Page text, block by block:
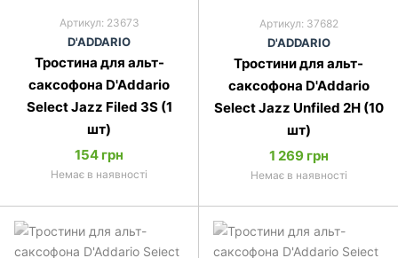
Артикул: 23673
D'ADDARIO
Тростина для альт-
саксофона D'Addario
Select Jazz Filed 3S (1
шт)
154 грн
Немає в наявності
Артикул: 37682
D'ADDARIO
Тростини для альт-
саксофона D'Addario
Select Jazz Unfiled 2H (10
шт)
1 269 грн
Немає в наявності